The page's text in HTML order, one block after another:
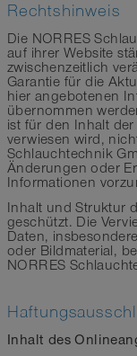
Rechtshinweis
Die NORRES
auf ihrer Website
zwischenzeitlich
Garantie für die
hier angebotenen
übernommen
ist für den Inhalt
verwiesen wird,
Schlauchtechnik
Änderungen oder
Informationen
Inhalt und Struktur
geschützt. Die
Daten,
oder Bildmaterial,
NORRES
Inhalt des